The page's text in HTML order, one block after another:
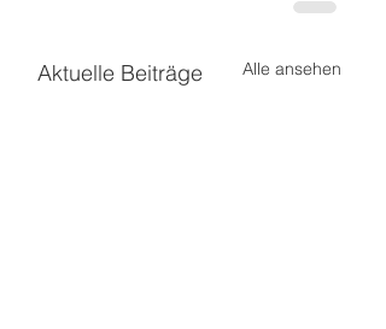
Aktuelle Beiträge Alle ansehen